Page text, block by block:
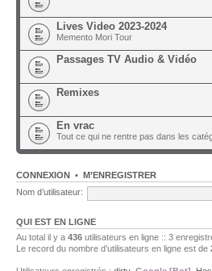
Lives Video 2023-2024
Memento Mori Tour
Passages TV Audio & Vidéo
Remixes
En vrac
Tout ce qui ne rentre pas dans les
CONNEXION • M’ENREGISTRER
Nom d’utilisateur:
QUI EST EN LIGNE
Au total il y a 436 utilisateurs en ligne :: 3
Le record du nombre d’utilisateurs en ligne est de